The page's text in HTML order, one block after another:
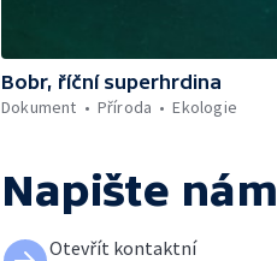
Bobr, říční superhrdina
Dokument
Příroda Ekologie
Napište nám
Otevřít kontaktní